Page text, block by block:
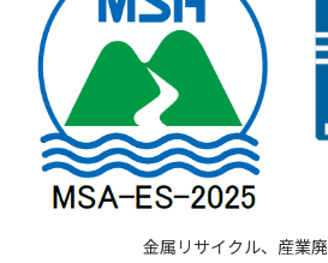
金属リサイクル、産業